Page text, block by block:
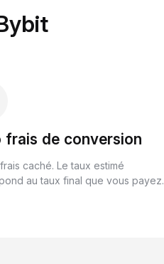
frais de conversion
caché. Le taux estimé
au taux final que vous payez.